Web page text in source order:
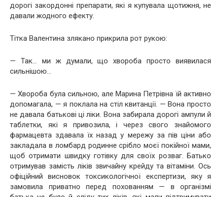
дорогі закордонні препарати, які я купувала щотижня, не
давали жодного ефекту.
Тітка Валентина злякано прикрила рот рукою:
— Так… ми ж думали, що хвороба просто виявилася
сильнішою…
— Хвороба була сильною, але Марина Петрівна їй активно
допомагала, — я поклала на стіл квитанції. — Вона просто
не давала батькові ці ліки. Вона забирала дорогі ампули й
таблетки, які я привозила, і через свого знайомого
фармацевта здавала їх назад у мережу за пів ціни або
закладала в ломбард родинне срібло моєї покійної мами,
щоб отримати швидку готівку для своїх розваг. Батько
отримував замість ліків звичайну крейду та вітаміни. Ось
офіційний висновок токсикологічної експертизи, яку я
замовила приватно перед похованням — в організмі